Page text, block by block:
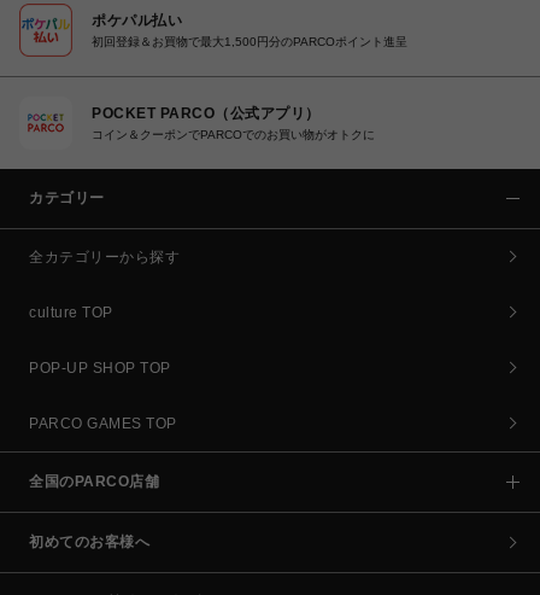
ポケパル払い
初回登録＆お買物で最大1,500円分のPARCOポイント進呈
POCKET PARCO（公式アプリ）
コイン＆クーポンでPARCOでのお買い物がオトクに
カテゴリー
全カテゴリーから探す
culture TOP
POP-UP SHOP TOP
PARCO GAMES TOP
全国のPARCO店舗
初めてのお客様へ